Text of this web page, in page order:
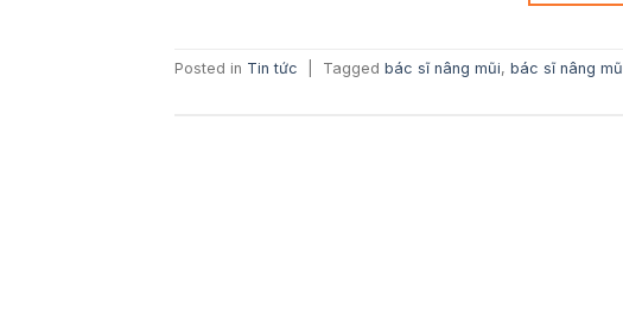
Posted in Tin tức Tagged bác sĩ nâng mũi, bác sĩ nâng